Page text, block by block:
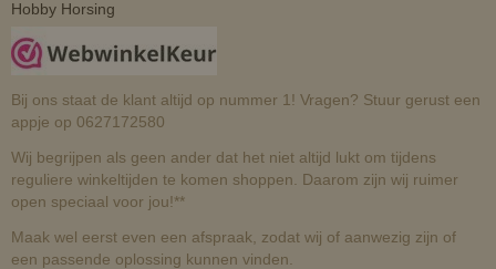
Hobby Horsing
Bij ons staat de klant altijd op nummer 1! Vragen? Stuur gerust een
appje op 0627172580
Wij begrijpen als geen ander dat het niet altijd lukt om tijdens
reguliere winkeltijden te komen shoppen. Daarom zijn wij ruimer
open speciaal voor jou!**
Maak wel eerst even een afspraak, zodat wij of aanwezig zijn of
een passende oplossing kunnen vinden.